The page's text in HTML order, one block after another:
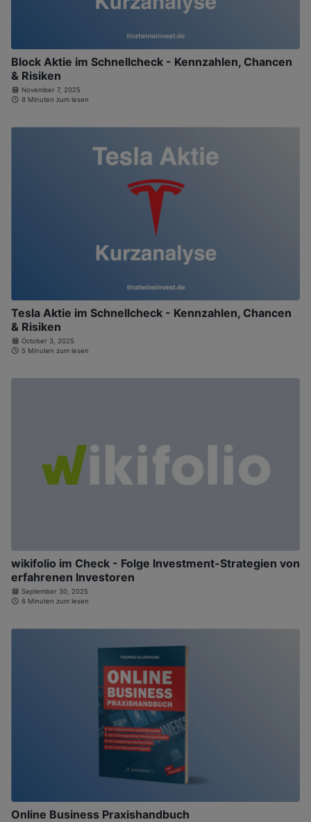
Block Aktie im Schnellcheck - Kennzahlen, Chancen
& Risiken
November 7, 2025
8 Minuten zum lesen
Tesla Aktie im Schnellcheck - Kennzahlen, Chancen
& Risiken
October 3, 2025
5 Minuten zum lesen
wikifolio im Check - Folge Investment-Strategien von
erfahrenen Investoren
September 30, 2025
6 Minuten zum lesen
Online Business Praxishandbuch